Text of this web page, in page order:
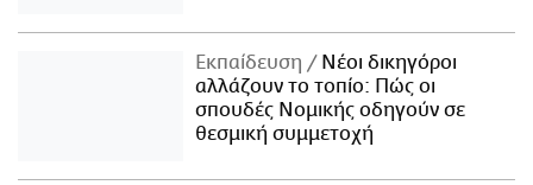
Εκπαίδευση
Νέοι δικηγόροι
αλλάζουν το τοπίο: Πώς οι
σπουδές Νομικής οδηγούν σε
θεσμική συμμετοχή